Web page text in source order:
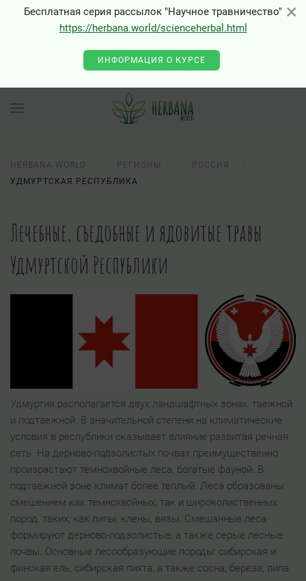
×
Бесплатная серия рассылок "Научное травничество"
https://herbana.world/scienceherbal.html
ИНФОРМАЦИЯ О КУРСЕ
HERBANA.WORLD РЕГИОНЫ
РОССИЯ
УДМУРТСКАЯ РЕСПУБЛИКА
Лечебные, съедобные и ядовитые травы
Удмуртской Республики
Удмуртия располагается двух ландшафтных зонах: таежной
и подтаежной. В значительной степени на климатические
условия в республики оказывает влияние развитая речная
сеть. На дерново-подзолистых почвах преимущественно
произрастают темнохвойные леса, богатые фауной. В
подтаежной зоне климат более теплый. Леса образованы
смешением как темнохвойных, так и широколиственных
пород, таких, как липы, клены, вязы. Смешанные леса
формируют дерново-подзолистые, а также серые лесные
почвы. Основные лесообразующие породы: сибирская и
финская ель, сибирская пихта, а также сосна, береза, липа
×